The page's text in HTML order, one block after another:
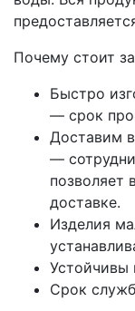
Почему стоит
Быстро
— срок
Доставим
—
позволяет
доставке.
Изделия
Устойчивы
Срок